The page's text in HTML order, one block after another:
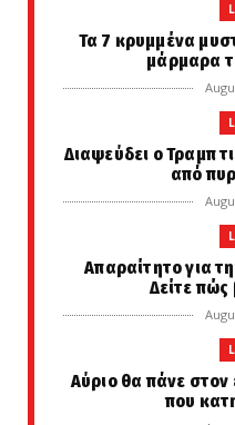
Τα 7 κρυμμένα
μάρμαρα
Διαψεύδει ο Τραμπ
από
Απαραίτητο για
Δείτε πώς
Αύριο θα πάνε στον
που